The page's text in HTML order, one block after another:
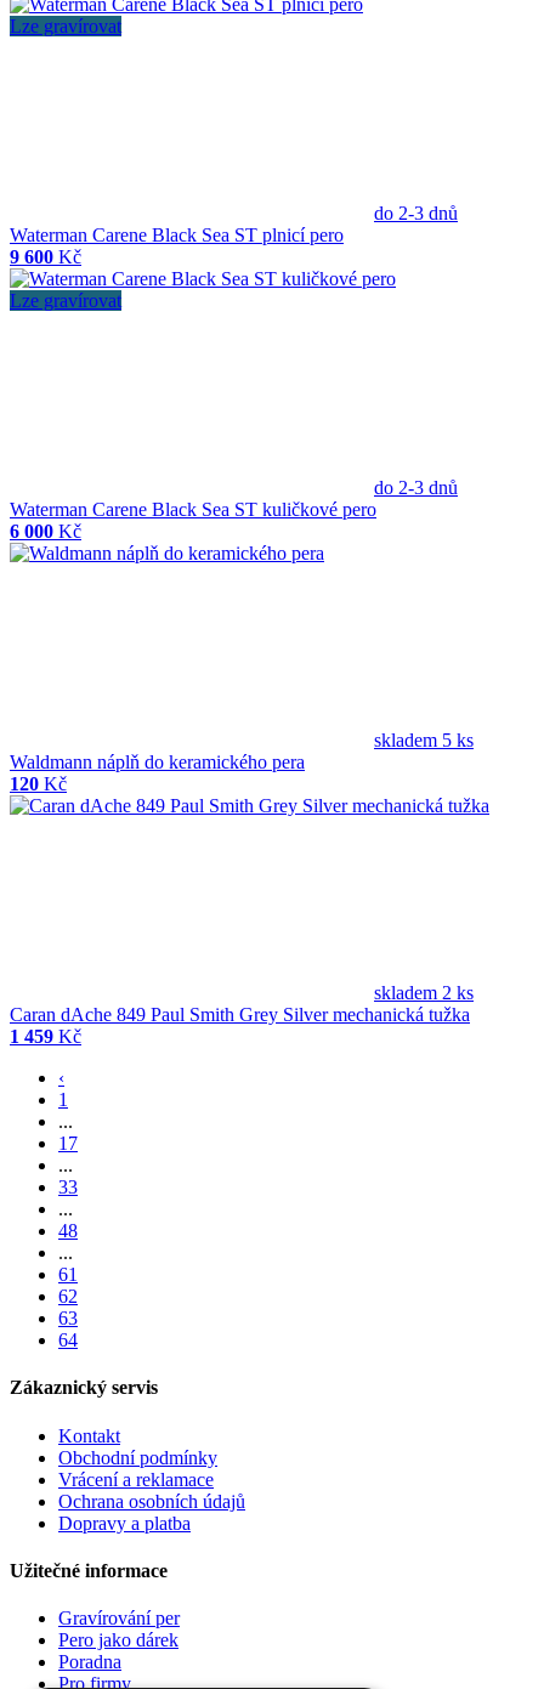
Lze gravírovat
do 2-3 dnů
Waterman Carene Black Sea ST plnicí pero
9 600 Kč
Lze gravírovat
do 2-3 dnů
Waterman Carene Black Sea ST kuličkové pero
6 000 Kč
skladem 5 ks
Waldmann náplň do keramického pera
120 Kč
skladem 2 ks
Caran dAche 849 Paul Smith Grey Silver mechanická tužka
1 459 Kč
‹
1
...
17
...
33
...
48
...
61
62
63
64
Zákaznický servis
Kontakt
Obchodní podmínky
Vrácení a reklamace
Ochrana osobních údajů
Dopravy a platba
Užitečné informace
Gravírování per
Pero jako dárek
Poradna
Pro firmy